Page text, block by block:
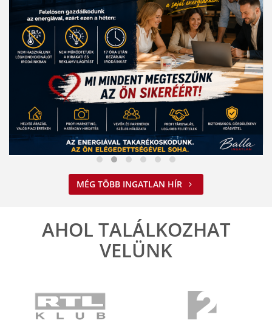
Nem spórolunk az energiával
ELOLVASOM
MÉG TÖBB INGATLAN HÍR
AHOL TALÁLKOZHAT
VELÜNK